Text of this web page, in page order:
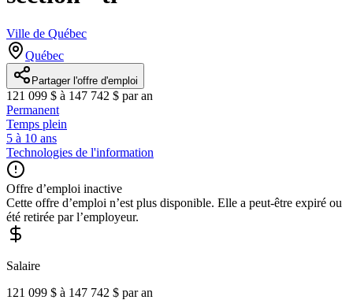
Ville de Québec
Québec
Partager l'offre d'emploi
121 099 $ à 147 742 $ par an
Permanent
Temps plein
5 à 10 ans
Technologies de l'information
Offre d’emploi inactive
Cette offre d’emploi n’est plus disponible. Elle a peut-être expiré ou
été retirée par l’employeur.
Salaire
121 099 $ à 147 742 $ par an